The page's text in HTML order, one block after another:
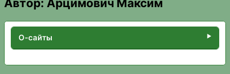
Автор: Арцимович Максим
О-сайты